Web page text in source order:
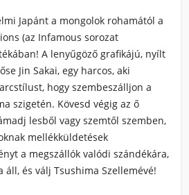
Japánt a mongolok rohamától a
(az Infamous sorozat
A lenyűgöző grafikájú, nyílt
Jin Sakai, egy harcos, aki
hogy szembeszálljon a
szigetén. Kövesd végig az ő
lesből vagy szemtől szemben,
mellékküldetések
a megszállók valódi szándékára,
áll, és válj Tsushima Szellemévé!